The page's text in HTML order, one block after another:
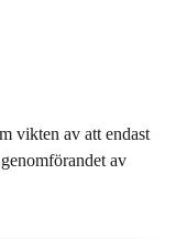
vikten av att endast
av